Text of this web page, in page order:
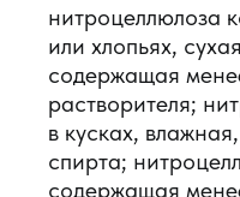
нитроцеллюлоза
или хлопьях,
содержащая
растворителя;
в кусках,
спирта;
содержащая